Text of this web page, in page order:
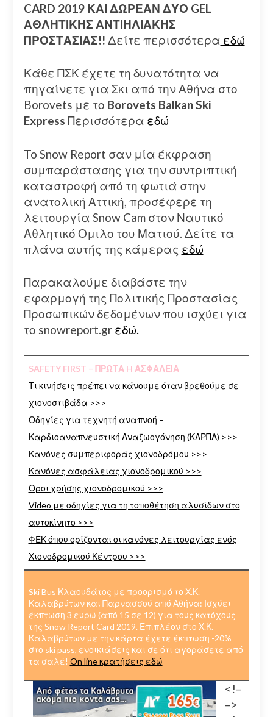
CARD 2019 ΚΑΙ ΔΩΡΕΑΝ ΔΥΟ GEL
ΑΘΛΗΤΙΚΗΣ ΑΝΤΙΗΛΙΑΚΗΣ
ΠΡΟΣΤΑΣΙΑΣ!! Δείτε περισσότερα εδώ
Κάθε ΠΣΚ έχετε τη δυνατότητα να
πηγαίνετε για Σκι από την Αθήνα στο
Borovets με το Borovets Balkan Ski
Express Περισσότερα εδώ
To Snow Report σαν μία έκφραση
συμπαράστασης για την συντριπτική
καταστροφή από τη φωτιά στην
ανατολική Αττική, προσέφερε τη
λειτουργία Snow Cam στον Ναυτικό
Αθλητικό Ομιλο του Ματιού. Δείτε τα
πλάνα αυτής της κάμερας εδώ
Παρακαλούμε διαβάστε την
εφαρμογή της Πολιτικής Προστασίας
Προσωπικών δεδομένων που ισχύει για
το snowreport.gr εδώ.
SAFETY FIRST – ΠΡΩΤΑ H ΑΣΦΑΛΕΙΑ
Τι κινήσεις πρέπει να κάνουμε όταν βρεθούμε σε
χιονοστιβάδα >>>
Οδηγίες για τεχνητή αναπνοή –
Καρδιοαναπνευστική Αναζωογόνηση (ΚΑΡΠΑ) >>>
Κανόνες συμπεριφοράς χιονοδρόμου >>>
Κανόνες ασφάλειας χιονοδρομικού >>>
Οροι χρήσης χιονοδρομικού >>>
Video με οδηγίες για τη τοποθέτηση αλυσίδων στο
αυτοκίνητο >>>
ΦΕΚ όπου ορίζονται οι κανόνες λειτουργίας ενός
Χιονοδρομικού Κέντρου >>>
Ski Bus Κλαουδάτος με προορισμό το Χ.Κ.
Καλαβρύτων και Παρνασσού από Αθήνα: Ισχύει
έκπτωση 3 ευρώ (από 15 σε 12) για τους κατόχους
της Snow Report Card 2019. Επιπλέον στο Χ.Κ.
Καλαβρύτων με την κάρτα έχετε έκπτωση -20%
στο ski pass, ενοικιάσεις και σε ότι αγοράσετε από
τα σαλέ! On line κρατήσεις εδώ
<!–
–>